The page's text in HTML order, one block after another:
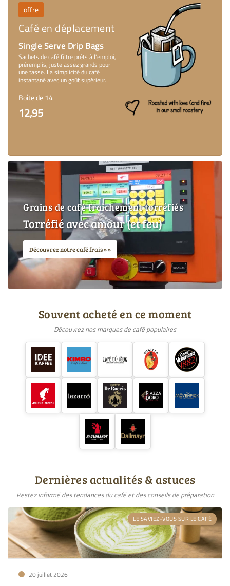
offre
Café en déplacement
Single Serve Drip Bags
Sachets de café filtre prêts à l'emploi,
préremplis, juste assez grands pour
une tasse. La simplicité du café
instantané avec un goût supérieur.
Boîte de 14
12,95
Grains de café fraîchement torréfiés
Torréfié avec amour (et feu)
Découvrez notre café frais »
Souvent acheté en ce moment
Découvrez nos marques de café populaires
Dernières actualités & astuces
Restez informé des tendances du café et des conseils de préparation
LE SAVIEZ-VOUS SUR LE CAFÉ
20 juillet 2026